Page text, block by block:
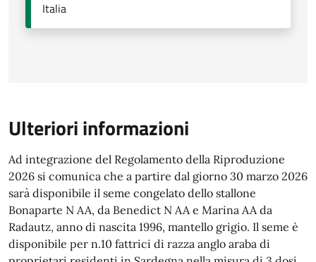
Italia
Ulteriori informazioni
Ad integrazione del Regolamento della Riproduzione
2026 si comunica che a partire dal giorno 30 marzo 2026
sarà disponibile il seme congelato dello stallone
Bonaparte N AA, da Benedict N AA e Marina AA da
Radautz, anno di nascita 1996, mantello grigio. Il seme è
disponibile per n.10 fattrici di razza anglo araba di